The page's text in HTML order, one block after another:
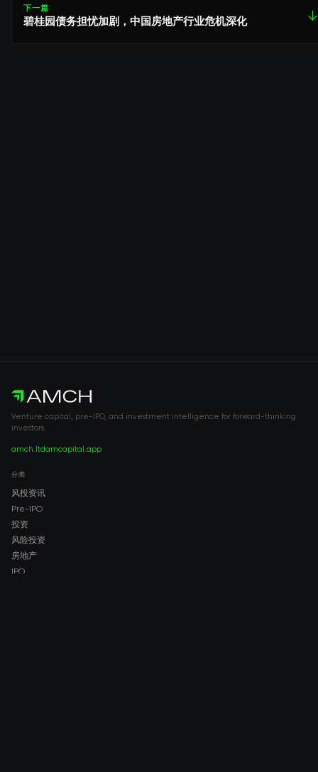
下一篇
碧桂园债务担忧加剧，中国房地产行业危机深化 ↓
Venture capital, pre-IPO, and investment intelligence for forward-thinking
investors.
amch.ltdamcapital.app
分类
风投资讯
Pre-IPO
投资
风险投资
房地产
IPO